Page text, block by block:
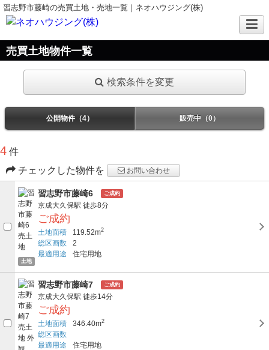
習志野市藤崎の売買土地・売地一覧｜ネオハウジング(株)
売買土地物件一覧
検索条件を変更
公開物件（4） 販売中（0）
4 件
チェックした物件を
お問い合わせ
土地
習志野市藤崎6 ご成約
京成大久保駅 徒歩8分
ご成約
土地面積 119.52m2
総区画数
2
最適用途
住宅用地
習志野市藤崎7 ご成約
京成大久保駅 徒歩14分
ご成約
土地面積 346.40m2
総区画数
最適用途
住宅用地